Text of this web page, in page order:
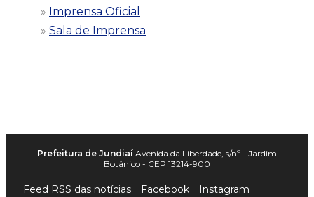
Imprensa Oficial
Sala de Imprensa
Prefeitura de Jundiaí Avenida da Liberdade, s/nº - Jardim
Botânico - CEP 13214-900
Feed RSS das notícias Facebook
Instagram